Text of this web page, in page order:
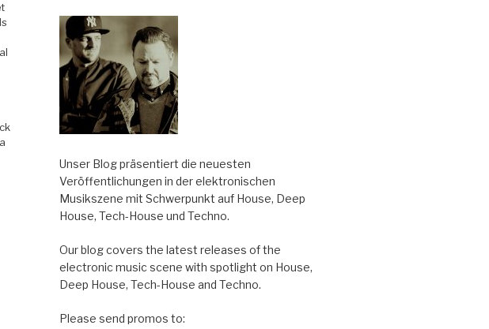
Unser Blog präsentiert die neuesten
Veröffentlichungen in der elektronischen
Musikszene mit Schwerpunkt auf House, Deep
House, Tech-House und Techno.
Our blog covers the latest releases of the
electronic music scene with spotlight on House,
Deep House, Tech-House and Techno.
Please send promos to: